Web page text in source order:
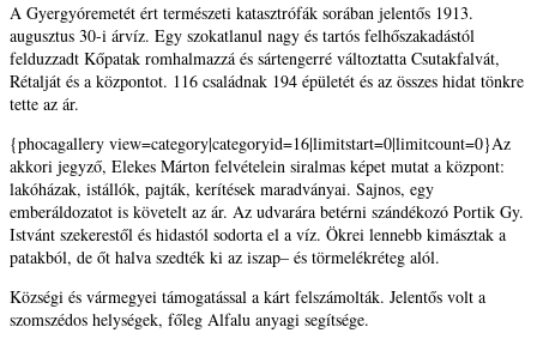
A Gyergyóremetét ért természeti katasztrófák sorában jelentős 1913.
augusztus 30-i árvíz. Egy szokatlanul nagy és tartós felhőszakadástól
felduzzadt Kőpatak romhalmazzá és sártengerré változtatta Csutakfalvát,
Rétalját és a központot. 116 családnak 194 épületét és az összes hidat tönkre
tette az ár.
{phocagallery view=category|categoryid=16|limitstart=0|limitcount=0}Az
akkori jegyző, Elekes Márton felvételein siralmas képet mutat a központ:
lakóházak, istállók, pajták, kerítések maradványai. Sajnos, egy
emberáldozatot is követelt az ár. Az udvarára betérni szándékozó Portik Gy.
Istvánt szekerestől és hidastól sodorta el a víz. Ökrei lennebb kimásztak a
patakból, de őt halva szedték ki az iszap– és törmelékréteg alól.
Községi és vármegyei támogatással a kárt felszámolták. Jelentős volt a
szomszédos helységek, főleg Alfalu anyagi segítsége.